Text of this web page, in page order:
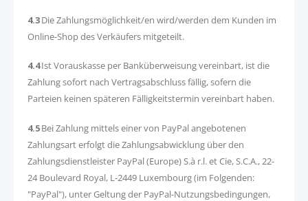
4.3Die Zahlungsmöglichkeit/en wird/werden dem Kunden im
Online-Shop des Verkäufers mitgeteilt.
4.4Ist Vorauskasse per Banküberweisung vereinbart, ist die
Zahlung sofort nach Vertragsabschluss fällig, sofern die
Parteien keinen späteren Fälligkeitstermin vereinbart haben.
4.5Bei Zahlung mittels einer von PayPal angebotenen
Zahlungsart erfolgt die Zahlungsabwicklung über den
Zahlungsdienstleister PayPal (Europe) S.à r.l. et Cie, S.C.A., 22-
24 Boulevard Royal, L-2449 Luxembourg (im Folgenden:
"PayPal"), unter Geltung der PayPal-Nutzungsbedingungen,